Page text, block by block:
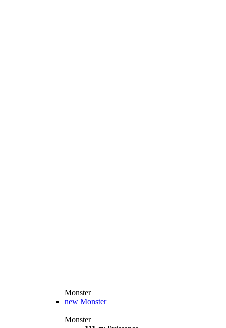
Monster
new Monster
Monster